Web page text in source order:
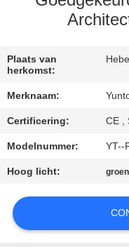
VERZOEK
OM EEN
CITAAT
SITEMAP
Plaats van
herkomst:
Merknaam:
Certificering: CE ,
Modelnummer: YT--
Hoog licht: